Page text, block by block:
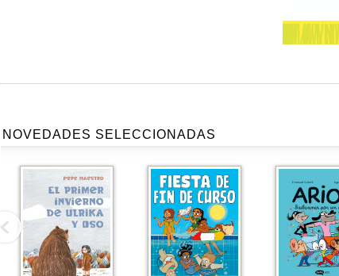
NOVEDADES SELECCIONADAS